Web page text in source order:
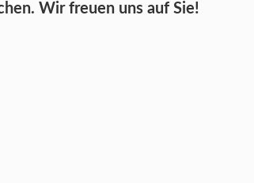
Wir freuen uns auf Sie!